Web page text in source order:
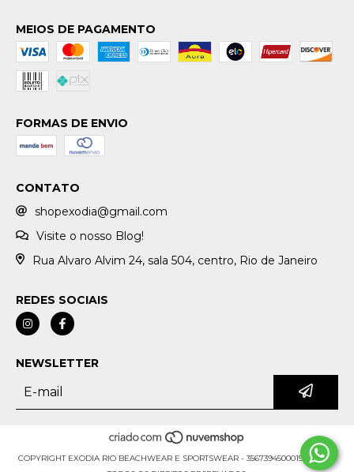
MEIOS DE PAGAMENTO
FORMAS DE ENVIO
CONTATO
shopexodia@gmail.com
Visite o nosso Blog!
Rua Alvaro Alvim 24, sala 504, centro, Rio de Janeiro
REDES SOCIAIS
NEWSLETTER
COPYRIGHT EXODIA RIO BEACHWEAR E SPORTSWEAR - 35673945000159 - 2026.